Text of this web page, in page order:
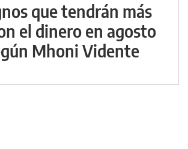
que tendrán más
el dinero en agosto
Mhoni Vidente